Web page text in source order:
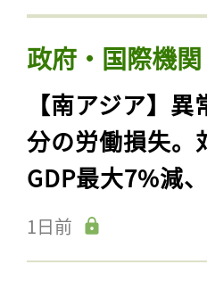
政府・国際機
【南アジア】
分の労働損失。
GDP最大7%減
1日前